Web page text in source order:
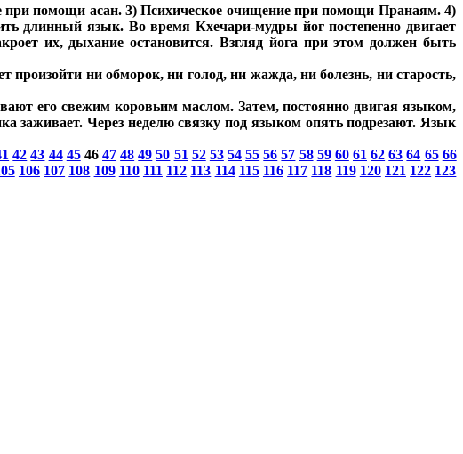
помощи асан. 3) Психическое очищение при помощи Пранаям. 4)
длинный язык. Во время Кхечари-мудры йог постепенно двигает
их, дыхание остановится. Взгляд йога при этом должен быть
произойти ни обморок, ни голод, ни жажда, ни болезнь, ни старость,
его свежим коровьим маслом. Затем, постоянно двигая языком,
заживает. Через неделю связку под языком опять подрезают. Язык
42 43 44 45 46 47 48 49 50 51 52 53 54 55 56 57 58 59 60 61 62 63 64 65 66
106 107 108 109 110 111 112 113 114 115 116 117 118 119 120 121 122 123